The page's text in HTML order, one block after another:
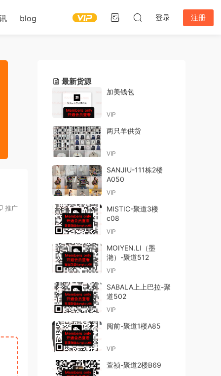
blog 登录 注册
推广
最新货源
加美钱包
VIP
两只羊供货
VIP
SANJIU-111栋2楼
A050
VIP
MISTIC-聚道3楼
c08
VIP
MOIYEN.LI（墨
滟）-聚道512
VIP
SABALA上上巴拉-聚
道502
VIP
阅前-聚道1楼A85
VIP
萱祯-聚道2楼B69